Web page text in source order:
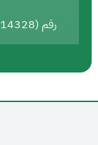
رقم (45114328/ق/1445هـ) وتاريخ (24/04/1445هـ)